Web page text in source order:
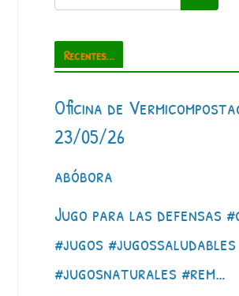
Recentes...
Oficina de
23/05/26
abóbora
Jugo para las defensas
#jugos #jugossaludables
#jugosnaturales #rem…